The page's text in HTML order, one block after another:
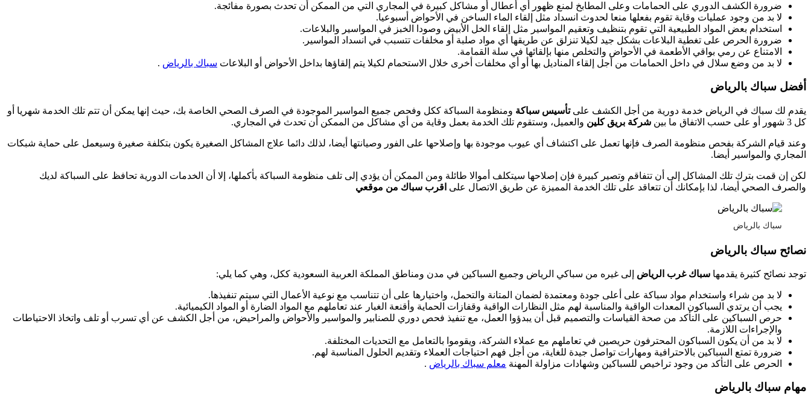
ضرورة الكشف الدوري على الحمامات وعلى المطابخ لمنع ظهور أي أعطال أو مشاكل كبيرة في المجاري التي من الممكن أن تحدث بصورة مفائجة.
لا بد من وجود عمليات وقاية تقوم بفعلها منعا لحدوث انسداد مثل إلقاء الماء الساخن في الأحواض أسبوعيا.
استخدام بعض المواد الطبيعية التي تقوم بتنظيف وتعقيم المواسير مثل إلقاء الخل الأبيض وصودا الخبز في المواسير والبلاعات.
ضرورة الحرص على تغطية البلاعات بشكل جيد لكيلا تنزلق عن طريقها أي مواد صلبة أو مخلفات تتسبب في انسداد المواسير.
الامتناع عن رمي بواقي الأطعمة في الأحواض والتخلص منها بإلقائها في سلة القمامة.
لا بد من وضع سلال في داخل الحمامات من أجل إلقاء المناديل بها أو أي مخلفات أخرى خلال الاستحمام لكيلا يتم إلقاؤها بداخل الأحواض أو البلاعات سباك بالرياض .
أفضل سباك بالرياض
يقدم لك سباك في الرياض خدمة دورية من أجل الكشف علىتأسيس سباكة ومنظومة السباكة ككل وفحص جميع المواسير الموجودة في الصرف الصحي الخاصة بك، حيث إنها يمكن أن تتم تلك الخدمة شهريا أو
كل 3 شهور أو على حسب الاتفاق ما بين
شركة بريق كلين والعميل، وستقوم تلك الخدمة بعمل وقاية من أي مشاكل من الممكن أن تحدث في المجاري.
وعند قيام الشركة بفحص منظومة الصرف فإنها تعمل على اكتشاف أي عيوب موجودة بها وإصلاحها على الفور وصيانتها أيضا، لذلك دائما علاج المشاكل الصغيرة يكون بتكلفة صغيرة وسيعمل على حماية شبكات
المجاري والمواسير أيضا.
لكن إن قمت بترك تلك المشاكل إلى أن تتفاقم وتصير كبيرة فإن إصلاحها سيتكلف أموالا طائلة ومن الممكن أن يؤدي إلى تلف منظومة السباكة بأكملها، إلا أن الخدمات الدورية تحافظ على السباكة لديك
والصرف الصحي أيضا، لذا بإمكانك أن تتعاقد على تلك الخدمة المميزة عن طريق الاتصال على اقرب سباك من موقعي
سباك بالرياض
نصائح سباك بالرياض
توجد نصائح كثيرة يقدمها سباك غرب الرياض إلى غيره من سباكي الرياض وجميع السباكين في مدن ومناطق المملكة العربية السعودية ككل، وهي كما يلي:
لا بد من شراء واستخدام مواد سباكة على أعلى جودة ومعتمدة لضمان المتانة والتحمل، واختيارها على أن تتناسب مع نوعية الأعمال التي سيتم تنفيذها.
يجب أن يرتدي السباكون المعدات الواقية والمناسبة لهم مثل النظارات الواقية وقفازات الحماية وأقنعة الغبار عند تعاملهم مع المواد الضارة أو المواد الكيميائية.
حرص السباكين على التأكد من صحة القياسات والتصميم قبل أن يبدؤوا العمل، مع تنفيذ فحص دوري للصنابير والمواسير والأحواض والمراحيض، من أجل الكشف عن أي تسرب أو تلف واتخاذ الاحتياطات
والإجراءات اللازمة.
لا بد من أن يكون السباكون المحترفون حريصين في تعاملهم مع عملاء الشركة، ويقوموا بالتعامل مع التحديات المختلفة.
ضرورة تمتع السباكين بالاحترافية ومهارات تواصل جيدة للغاية، من أجل فهم احتياجات العملاء وتقديم الحلول المناسبة لهم.
الحرص على التأكد من وجود تراخيص للسباكين وشهادات مزاولة المهنة معلم سباك بالرياض .
مهام سباك بالرياض